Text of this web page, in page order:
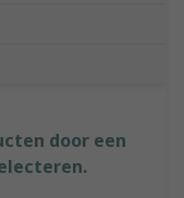
door een